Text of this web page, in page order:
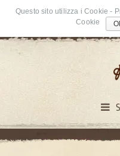
Questo sito utilizza i Cookie -
Cookie